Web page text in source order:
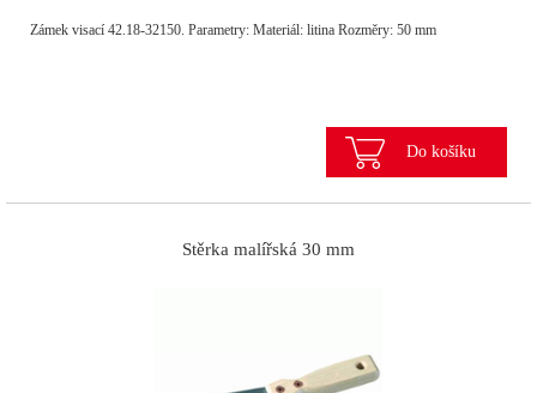
Zámek visací 42.18-32150. Parametry: Materiál: litina Rozměry: 50 mm
Do košíku
Stěrka malířská 30 mm